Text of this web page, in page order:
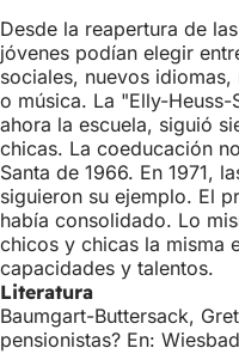
Desde la reapertura de
jóvenes podían elegir
sociales, nuevos
o música. La "Elly-
ahora la escuela, siguió
chicas. La coeducación
Santa de 1966. En 1971,
siguieron su ejemplo. El
había consolidado. Lo
chicos y chicas la misma
capacidades y talentos.
Literatura
Baumgart-Buttersack,
pensionistas? En: